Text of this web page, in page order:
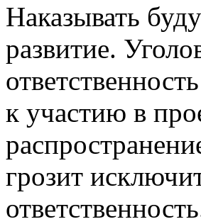
Наказывать
развитие.
к участию в
грозит